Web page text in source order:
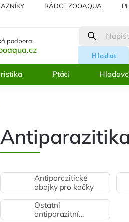
RÁDCE ZOOAQUA
podpora:
Hledat
Ptáci Hlodavci
Antiparazitické
obojky pro kočky
Ostatní
antiparazitní